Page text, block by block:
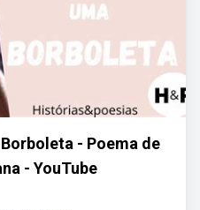
- Poema de
- YouTube